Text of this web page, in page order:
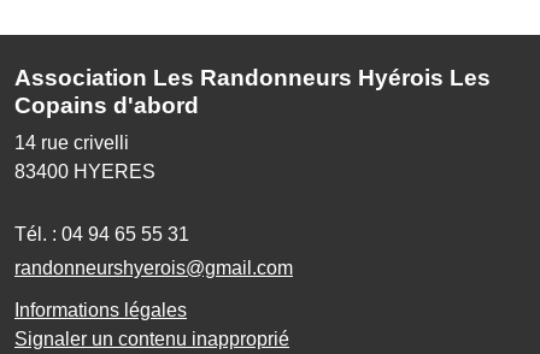
Association Les Randonneurs Hyérois Les
Copains d'abord
14 rue crivelli
83400 HYERES
Tél. : 04 94 65 55 31
randonneurshyerois@gmail.com
Informations légales
Signaler un contenu inapproprié